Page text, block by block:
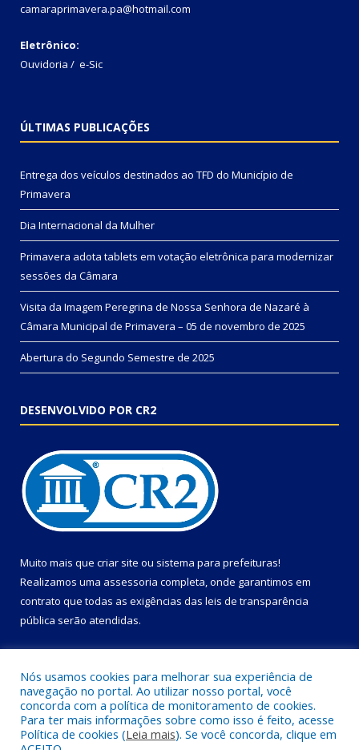
camaraprimavera.pa@hotmail.com
Eletrônico:
Ouvidoria / e-Sic
ÚLTIMAS PUBLICAÇÕES
Entrega dos veículos destinados ao TFD do Município de
Primavera
Dia Internacional da Mulher
Primavera adota tablets em votação eletrônica para modernizar
sessões da Câmara
Visita da Imagem Peregrina de Nossa Senhora de Nazaré à
Câmara Municipal de Primavera – 05 de novembro de 2025
Abertura do Segundo Semestre de 2025
DESENVOLVIDO POR CR2
Muito mais que criar site ou sistema para prefeituras!
Realizamos uma assessoria completa, onde garantimos em
contrato que todas as exigências das leis de transparência
pública serão atendidas.
Todos os direitos reservados a Câmara Municipal de Primavera.
Nós usamos cookies para melhorar sua experiência de
navegação no portal. Ao utilizar nosso portal, você
concorda com a política de monitoramento de cookies.
Para ter mais informações sobre como isso é feito, acesse
Política de cookies (Leia mais). Se você concorda, clique em